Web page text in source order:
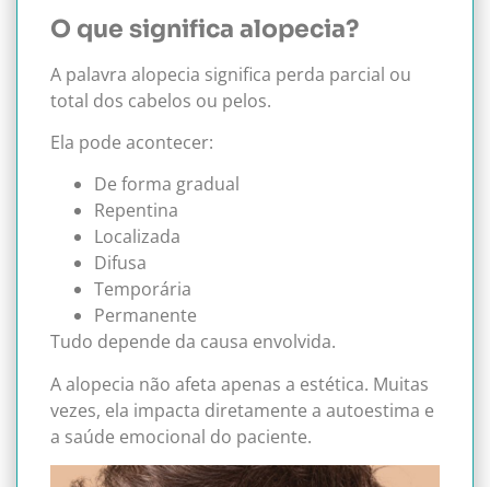
O que significa alopecia?
A palavra alopecia significa perda parcial ou
total dos cabelos ou pelos.
Ela pode acontecer:
De forma gradual
Repentina
Localizada
Difusa
Temporária
Permanente
Tudo depende da causa envolvida.
A alopecia não afeta apenas a estética. Muitas
vezes, ela impacta diretamente a autoestima e
a saúde emocional do paciente.